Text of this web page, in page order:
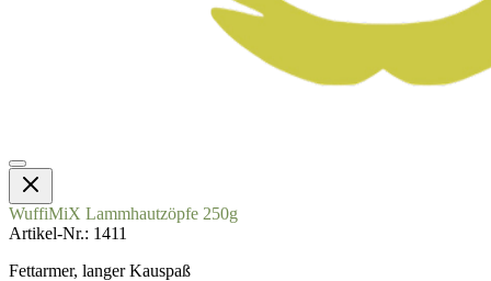
WuffiMiX Lammhautzöpfe 250g
Artikel-Nr. 1411
Fettarmer, langer Kauspaß